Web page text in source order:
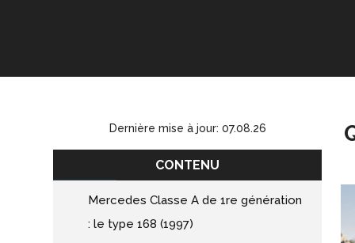
Dernière mise à jour: 07.08.26
CONTENU
Mercedes Classe A de 1re génération
: le type 168 (1997)